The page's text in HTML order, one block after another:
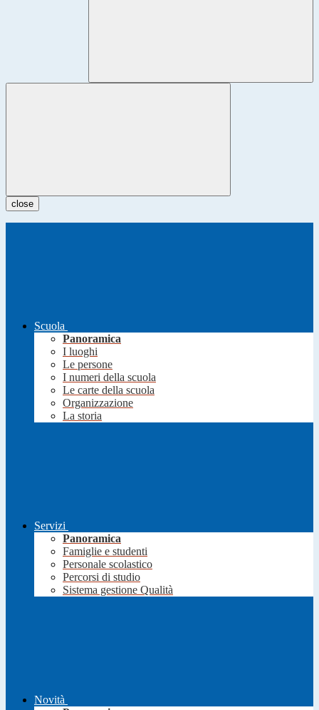
close
Scuola
Panoramica
I luoghi
Le persone
I numeri della scuola
Le carte della scuola
Organizzazione
La storia
Servizi
Panoramica
Famiglie e studenti
Personale scolastico
Percorsi di studio
Sistema gestione Qualità
Novità